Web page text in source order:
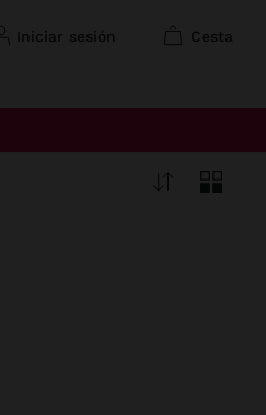
iniciar sesión cesta